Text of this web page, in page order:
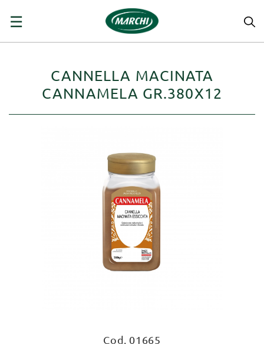
navigazione
☰
CANNELLA MACINATA
CANNAMELA GR.380X12
Cod. 01665